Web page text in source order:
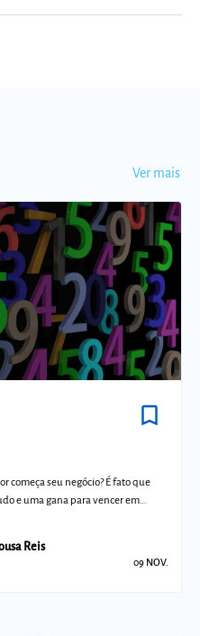
Ver mais
bookmark_border
começa seu negócio? É fato que
e uma gana para vencer em
Reis
09 NOV.